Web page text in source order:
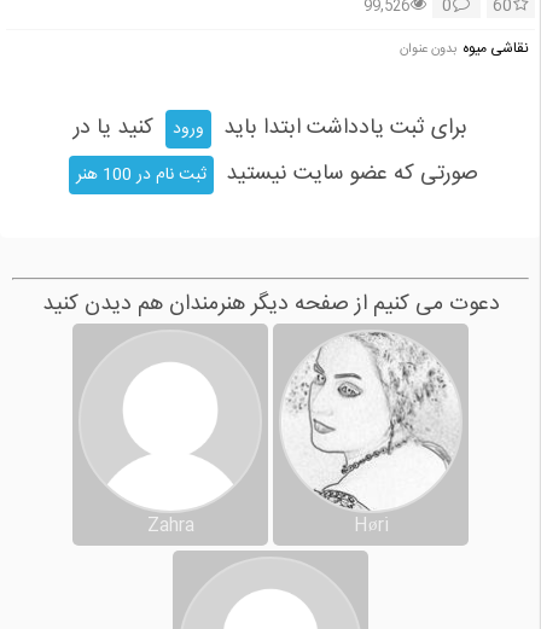
60
0
99,526
نقاشی میوه بدون عنوان
برای ثبت یادداشت ابتدا باید ورود
کنید یا در
صورتی که عضو سایت نیستید
ثبت نام در 100 هنر
دعوت می کنیم از صفحه دیگر هنرمندان هم دیدن کنید
Høri
Zahra